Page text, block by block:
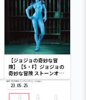
【ジョジョの奇妙な冒
険】【S・F】ジョジョの
奇妙な冒険 ストーンオー
シャン Grandista-S・F-
23.05.25